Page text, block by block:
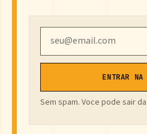
ENTRAR
Sem spam. Voce pode sair